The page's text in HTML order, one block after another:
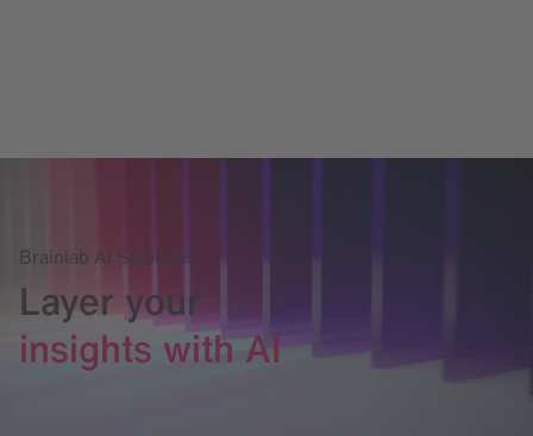
Brainlab AI Solutions
Layer your
insights with AI